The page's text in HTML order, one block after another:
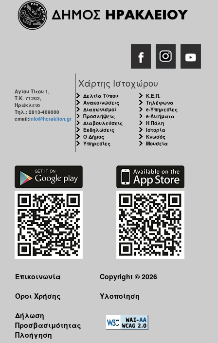
Αγίου Τίτου 1,
Τ.Κ. 71202,
Ηράκλειο
Τηλ.: 2813-409000
email:info@heraklion.gr
Χάρτης Ιστοχώρου
Δελτία Τύπου
Ανακοινώσεις
Διαγωνισμοί
Προσλήψεις
Διαβουλεύσεις
Εκδηλώσεις
Ο Δήμος
Υπηρεσίες
Κ.Ε.Π.
Τηλέφωνα
e-Υπηρεσίες
e-Αιτήματα
Η Πόλη
Ιστορία
Κνωσός
Μουσεία
Επικοινωνία
Όροι Χρήσης
Δήλωση
Προσβασιμότητας
Πλοήγηση
Copyright © 2026
Υλοποίηση